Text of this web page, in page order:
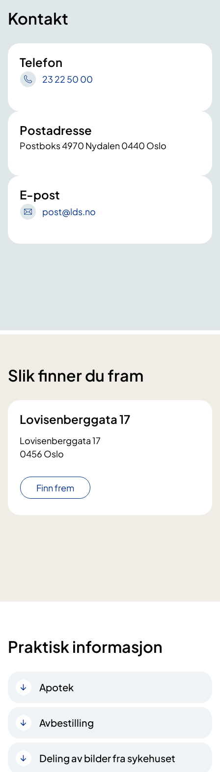
Kontakt
Telefon
23 22 50 00
Postadresse
Postboks 4970 Nydalen 0440 Oslo
E-post
post@lds.no
Slik finner du fram
Lovisenberggata 17
Lovisenberggata 17
0456 Oslo
Finn frem
Praktisk informasjon
Apotek
Avbestilling
Deling av bilder fra sykehuset